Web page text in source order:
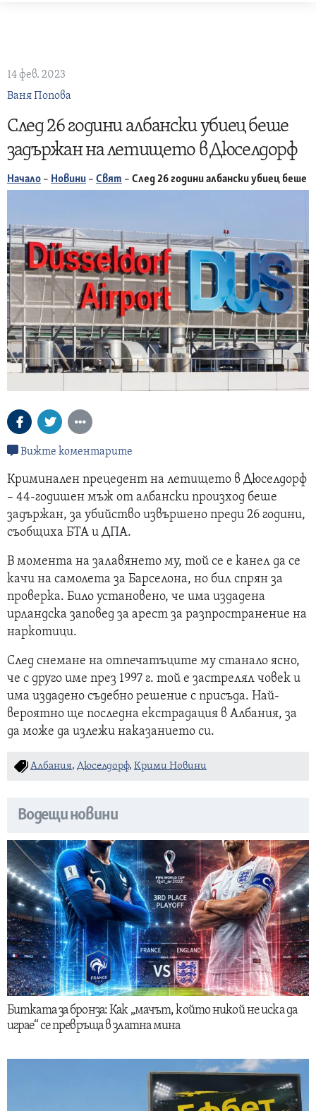
14 фев. 2023
Ваня Попова
След 26 години албански убиец беше
задържан на летището в Дюселдорф
Начало – Новини – Свят – След 26 години албански убиец
Вижте коментарите
Криминален прецедент на летището в Дюселдорф
– 44-годишен мъж от албански произход беше
задържан, за убийство извършено преди 26 години,
съобщиха БТА и ДПА.
В момента на залавянето му, той се е канел да се
качи на самолета за Барселона, но бил спрян за
проверка. Било установено, че има издадена
ирландска заповед за арест за разпространение на
наркотици.
След снемане на отпечатъците му станало ясно,
че с друго име през 1997 г. той е застрелял човек и
има издадено съдебно решение с присъда. Най-
вероятно ще последна екстрадация в Албания, за
да може да излежи наказанието си.
Албания, Дюселдорф, Крими Новини
Водещи новини
Битката за бронза: Как „мачът, който никой не иска да
играе“ се превръща в златна мина